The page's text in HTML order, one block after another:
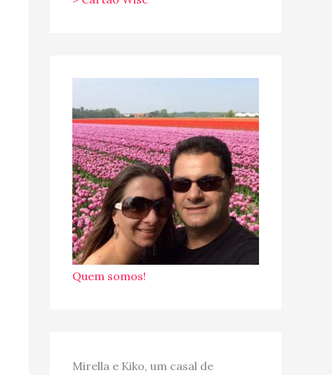
Quem somos!
Mirella e Kiko, um casal de